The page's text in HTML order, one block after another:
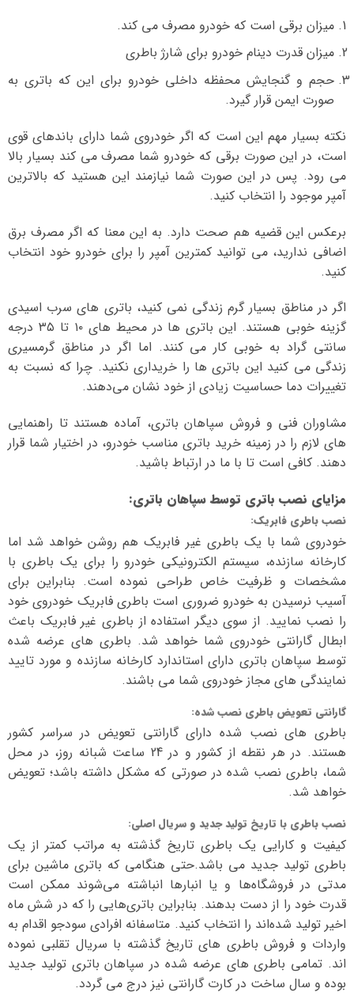
میزان برقی است که خودرو مصرف می کند.
میزان قدرت دینام خودرو برای شارژ باطری
حجم و گنجایش محفظه داخلی خودرو برای این که باتری به
صورت ایمن قرار گیرد.
نکته بسیار مهم این است که اگر خودروی شما دارای باندهای قوی
است، در این صورت برقی که خودرو شما مصرف می کند بسیار بالا
می رود. پس در این صورت شما نیازمند این هستید که بالاترین
آمپر موجود را انتخاب کنید.
برعکس این قضیه هم صحت دارد. به این معنا که اگر مصرف برق
اضافی ندارید، می توانید کمترین آمپر را برای خودرو خود انتخاب
کنید.
اگر در مناطق بسیار گرم زندگی نمی کنید، باتری های سرب اسیدی
گزینه خوبی هستند. این باتری ها در محیط های ۱۰ تا ۳۵ درجه
سانتی گراد به خوبی کار می کنند. اما اگر در مناطق گرمسیری
زندگی می کنید این باتری ها را خریداری نکنید. چرا که نسبت به
تغییرات دما حساسیت زیادی از خود نشان می‌دهند.
مشاوران فنی و فروش سپاهان باتری، آماده هستند تا راهنمایی
های لازم را در زمینه خرید باتری مناسب خودرو، در اختیار شما قرار
دهند. کافی است تا با ما در ارتباط باشید.
مزایای نصب باتری توسط سپاهان باتری:
نصب باطری فابریک:
خودروی شما با یک باطری غیر فابریک هم روشن خواهد شد اما
کارخانه سازنده، سیستم الکترونیکی خودرو را برای یک باطری با
مشخصات و ظرفیت خاص طراحی نموده است. بنابراین برای
آسیب نرسیدن به خودرو ضروری است باطری فابریک خودروی خود
را نصب نمایید. از سوی دیگر استفاده از باطری غیر فابریک باعث
ابطال گارانتی خودروی شما خواهد شد. باطری های عرضه شده
توسط سپاهان باتری دارای استاندارد کارخانه سازنده و مورد تایید
نمایندگی های مجاز خودروی شما می باشند.
گارانتی تعویض باطری نصب شده:
باطری های نصب شده دارای گارانتی تعویض در سراسر کشور
هستند. در هر نقطه از کشور و در 24 ساعت شبانه روز، در محل
شما، باطری نصب شده در صورتی که مشکل داشته باشد؛ تعویض
خواهد شد.
نصب باطری با تاریخ تولید جدید و سریال اصلی:
کیفیت و کارایی یک باطری تاریخ گذشته به مراتب کمتر از یک
باطری تولید جدید می باشد.حتی هنگامی که باتری ماشین برای
مدتی در فروشگاه‌ها و یا انبارها انباشته می‌شوند ممکن است
قدرت خود را از دست بدهند. بنابراین باتری‌هایی را که در شش ماه
اخیر تولید شده‌اند را انتخاب کنید. متاسفانه افرادی سودجو اقدام به
واردات و فروش باطری های تاریخ گذشته با سریال تقلبی نموده
اند. تمامی باطری های عرضه شده در سپاهان باتری تولید جدید
بوده و سال ساخت در کارت گارانتی نیز درج می گردد.